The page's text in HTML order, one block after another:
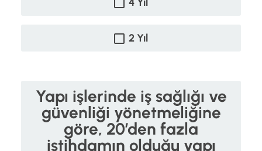
2 Yıl
Yapı işlerinde iş sağlığı ve
güvenliği yönetmeliğine
göre, 20’den fazla
istihdamın olduğu yapı